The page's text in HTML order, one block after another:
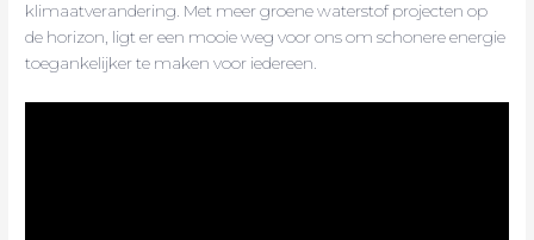
klimaatverandering. Met meer groene waterstof projecten op
de horizon, ligt er een mooie weg voor ons om schonere energie
toegankelijker te maken voor iedereen.